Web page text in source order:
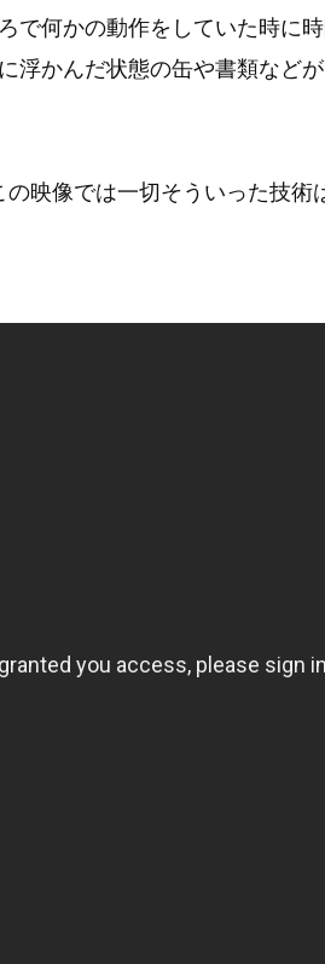
で何かの動作をしていた時に
浮かんだ状態の缶や書類など
映像では一切そういった技術